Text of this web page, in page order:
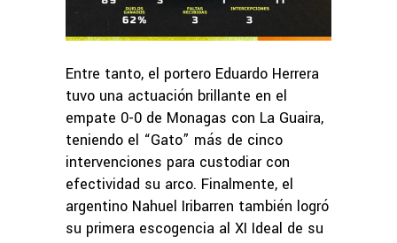
Entre tanto, el portero Eduardo Herrera
tuvo una actuación brillante en el
empate 0-0 de Monagas con La Guaira,
teniendo el “Gato” más de cinco
intervenciones para custodiar con
efectividad su arco. Finalmente, el
argentino Nahuel Iribarren también logró
su primera escogencia al XI Ideal de su